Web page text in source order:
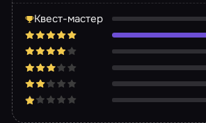
Квест-мастер